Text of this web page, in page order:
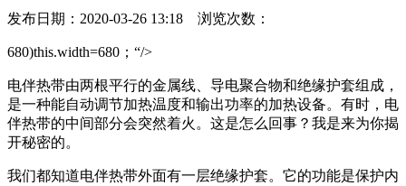
发布日期：2020-03-26 13:18 浏览次数：
680)this.width=680；“/>
电伴热带由两根平行的金属线、导电聚合物和绝缘护套组成，
是一种能自动调节加热温度和输出功率的加热设备。有时，电
伴热带的中间部分会突然着火。这是怎么回事？我是来为你揭
开秘密的。
我们都知道电伴热带外面有一层绝缘护套。它的功能是保护内